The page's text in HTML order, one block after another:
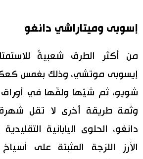
إسوبى وميتاراشي دانغو
من أكثر الطرق شعبيةً
إيسوبى موتشي، وذلك بغمس
شويو، ثم شيّها ولفّها في أوراق
وثمة طريقة أخرى لا تقل
دانغو، الحلوى اليابانية
الأرز اللزجة المثبتة على